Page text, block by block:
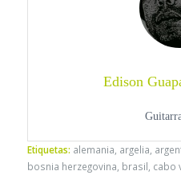
Edison
Etiquetas: alemania argelia
bosnia herzegovina brasil cabo